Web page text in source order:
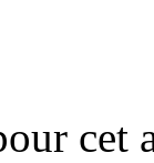
cet